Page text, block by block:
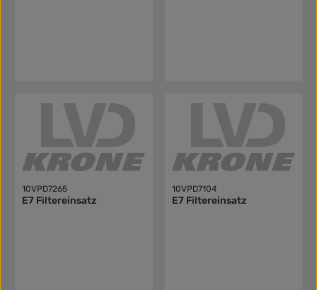
10VPD7265
E7 Filtereinsatz
10VPD7104
E7 Filtereinsatz